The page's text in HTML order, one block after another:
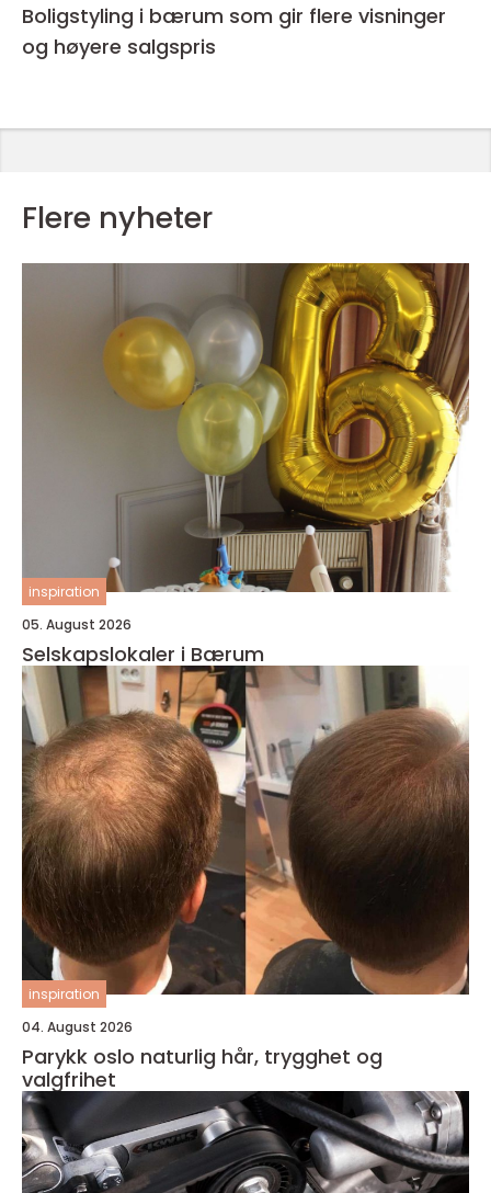
Boligstyling i bærum som gir flere visninger
og høyere salgspris
Flere nyheter
inspiration
05. August 2026
Selskapslokaler i Bærum
inspiration
04. August 2026
Parykk oslo naturlig hår, trygghet og
valgfrihet